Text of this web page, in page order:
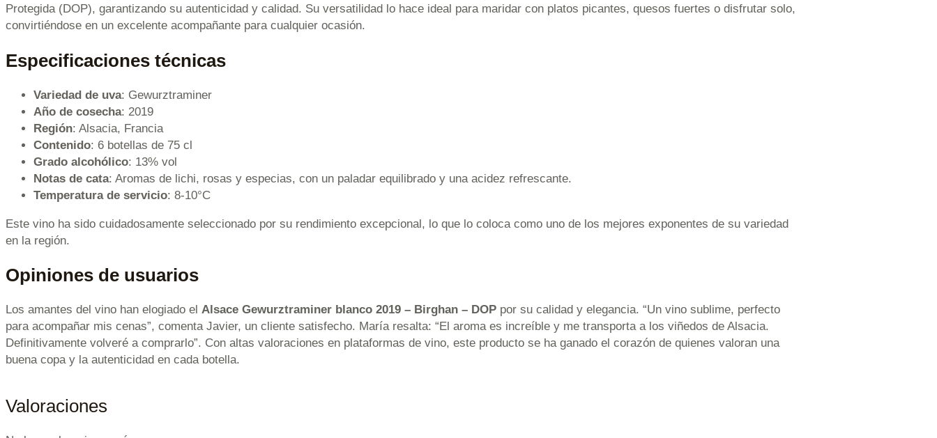
Protegida (DOP), garantizando su autenticidad y calidad. Su versatilidad lo hace ideal para maridar con platos picantes, quesos fuertes o disfrutar solo,
convirtiéndose en un excelente acompañante para cualquier ocasión.
Especificaciones técnicas
Variedad de uva: Gewurztraminer
Año de cosecha: 2019
Región: Alsacia, Francia
Contenido: 6 botellas de 75 cl
Grado alcohólico: 13% vol
Notas de cata: Aromas de lichi, rosas y especias, con un paladar equilibrado y una acidez refrescante.
Temperatura de servicio: 8-10°C
Este vino ha sido cuidadosamente seleccionado por su rendimiento excepcional, lo que lo coloca como uno de los mejores exponentes de su variedad
en la región.
Opiniones de usuarios
Los amantes del vino han elogiado el Alsace Gewurztraminer blanco 2019 – Birghan – DOP por su calidad y elegancia. “Un vino sublime, perfecto
para acompañar mis cenas”, comenta Javier, un cliente satisfecho. María resalta: “El aroma es increíble y me transporta a los viñedos de Alsacia.
Definitivamente volveré a comprarlo”. Con altas valoraciones en plataformas de vino, este producto se ha ganado el corazón de quienes valoran una
buena copa y la autenticidad en cada botella.
Valoraciones